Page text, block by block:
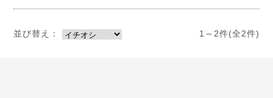
並び替え： 1～2件(全2件)